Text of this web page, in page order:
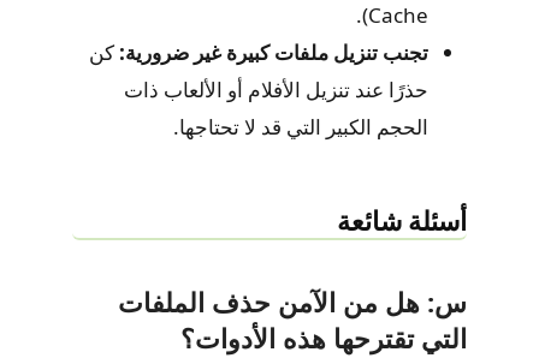
Cache).
تجنب تنزيل ملفات كبيرة غير ضرورية: كن
حذرًا عند تنزيل الأفلام أو الألعاب ذات
الحجم الكبير التي قد لا تحتاجها.
أسئلة شائعة
س: هل من الآمن حذف الملفات
التي تقترحها هذه الأدوات؟